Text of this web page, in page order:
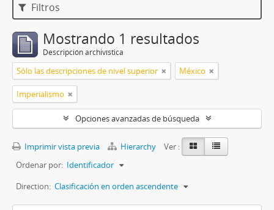
Filtros
Mostrando 1 resultados
Descripción archivística
Sólo las descripciones de nivel superior México
Imperialismo
Opciones avanzadas de búsqueda
Imprimir vista previa Hierarchy
Ver :
Ordenar por: Identificador
Direction: Clasificación en orden ascendente